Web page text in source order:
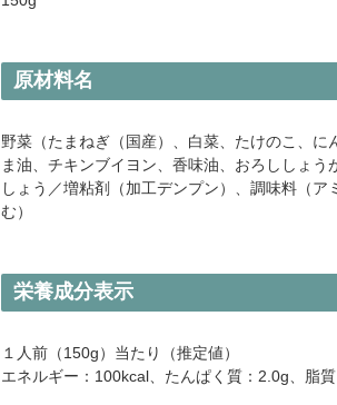
原材料名
野菜（たまねぎ（国産）、白菜、たけのこ、
ま油、チキンブイヨン、香味油、おろししょ
しょう／増粘剤（加工デンプン）、調味料（
む）
栄養成分表示
１人前（150g）当たり（推定値）
エネルギー：100kcal、たんぱく質：2.0g、脂